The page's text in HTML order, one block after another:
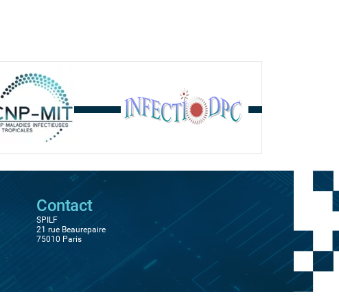
Contact
SPILF
21 rue Beaurepaire
75010 Paris